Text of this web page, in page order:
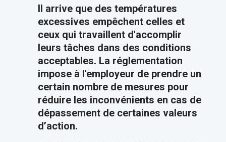
Il arrive que des températures
excessives empêchent celles et
ceux qui travaillent d'accomplir
leurs tâches dans des conditions
acceptables. La réglementation
impose à l'employeur de prendre un
certain nombre de mesures pour
réduire les inconvénients en cas de
dépassement de certaines valeurs
d’action.